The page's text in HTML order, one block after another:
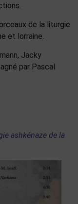
de la liturgie
et lorraine.
Jacky
par Pascal
ashkénaze de la